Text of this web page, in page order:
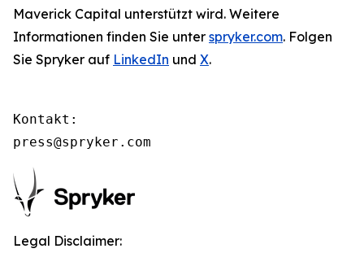
Maverick Capital unterstützt wird. Weitere
Informationen finden Sie unter spryker.com. Folgen
Sie Spryker auf LinkedIn und X.
Kontakt:
press@spryker.com
Legal Disclaimer: